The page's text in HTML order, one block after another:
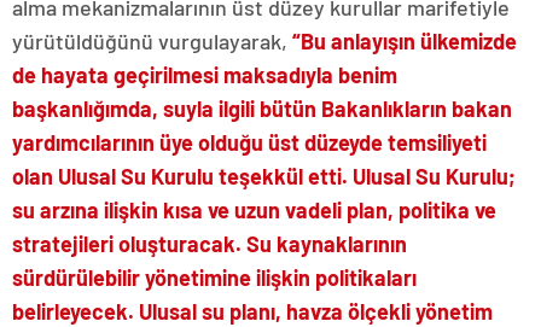
alma mekanizmalarının üst düzey kurullar marifetiyle
yürütüldüğünü vurgulayarak, “Bu anlayışın ülkemizde
de hayata geçirilmesi maksadıyla benim
başkanlığımda, suyla ilgili bütün Bakanlıkların bakan
yardımcılarının üye olduğu üst düzeyde temsiliyeti
olan Ulusal Su Kurulu teşekkül etti. Ulusal Su Kurulu;
su arzına ilişkin kısa ve uzun vadeli plan, politika ve
stratejileri oluşturacak. Su kaynaklarının
sürdürülebilir yönetimine ilişkin politikaları
belirleyecek. Ulusal su planı, havza ölçekli yönetim